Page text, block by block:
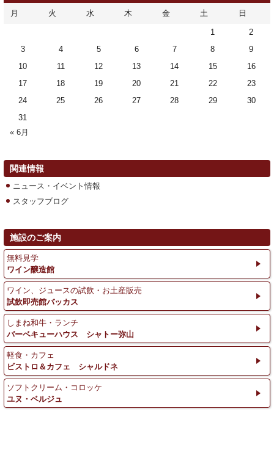
月 火 水 木 金 土 日
« 6月
1
2
3
4 5 6 7 8
9
10
11 12 13 14 15
16
17
18 19 20 21 22
23
24
25 26 27 28 29
30
31
関連情報
ニュース・イベント情報
スタッフブログ
施設のご案内
無料見学
ワイン醸造館
ワイン、ジュースの試飲・お土産販売
試飲即売館バッカス
しまね和牛・ランチ
バーベキューハウス シャトー弥山
軽食・カフェ
ビストロ＆カフェ シャルドネ
ソフトクリーム・コロッケ
ユヌ・ベルジュ